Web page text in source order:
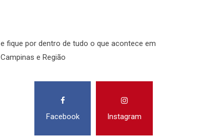
e fique por dentro de tudo o que acontece em
Campinas e Região
Facebook Instagram